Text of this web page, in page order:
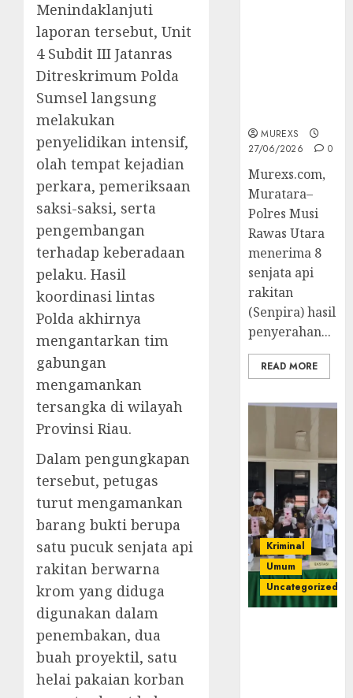
Menindaklanjuti
laporan tersebut, Unit
4 Subdit III Jatanras
Ditreskrimum Polda
Sumsel langsung
melakukan
penyelidikan intensif,
olah tempat kejadian
perkara, pemeriksaan
saksi-saksi, serta
pengembangan
terhadap keberadaan
pelaku. Hasil
koordinasi lintas
Polda akhirnya
mengantarkan tim
gabungan
mengamankan
tersangka di wilayah
Provinsi Riau.
Dalam pengungkapan
tersebut, petugas
turut mengamankan
barang bukti berupa
satu pucuk senjata api
rakitan berwarna
krom yang diduga
digunakan dalam
penembakan, dua
buah proyektil, satu
helai pakaian korban
MUREXS
27/06/2026
0
Murexs.com,
Muratara–
Polres Musi
Rawas Utara
menerima 8
senjata api
rakitan
(Senpira) hasil
penyerahan...
READ MORE
Kriminal
Umum
Uncategorized